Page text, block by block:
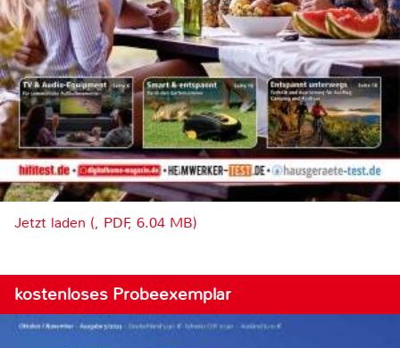
Jetzt laden (, PDF, 6.04 MB)
kostenloses Probeexemplar